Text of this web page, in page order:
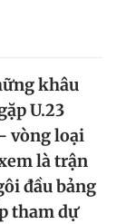
khâu
U.23
vòng loại
là trận
đầu bảng
tham dự